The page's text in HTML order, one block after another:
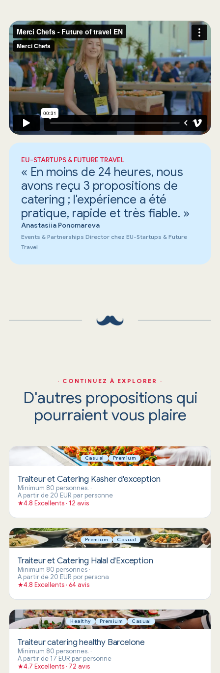
EU-STARTUPS & FUTURE TRAVEL
« En moins de 24 heures, nous
avons reçu 3 propositions de
catering ; l'expérience a été
pratique, rapide et très fiable. »
Anastasiia Ponomareva
Events & Partnerships Director chez EU-Startups & Future
Travel
· CONTINUEZ À EXPLORER ·
D'autres propositions qui
pourraient vous plaire
Casual Premium
Traiteur et Catering Kasher d'exception
Minimum 80 personnes. ·
A partir de 20 EUR par personne
★4.8 Excellents · 12 avis
Premium Casual
Traiteur et Catering Halal d'Exception
Minimum 80 personnes·
A partir de 20 EUR por persona
★4.8 Excellents · 64 avis
Healthy Premium Casual
Traiteur catering healthy Barcelone
Minimum 80 personnes. ·
À partir de 17 EUR par personne
★4.7 Excellents · 72 avis